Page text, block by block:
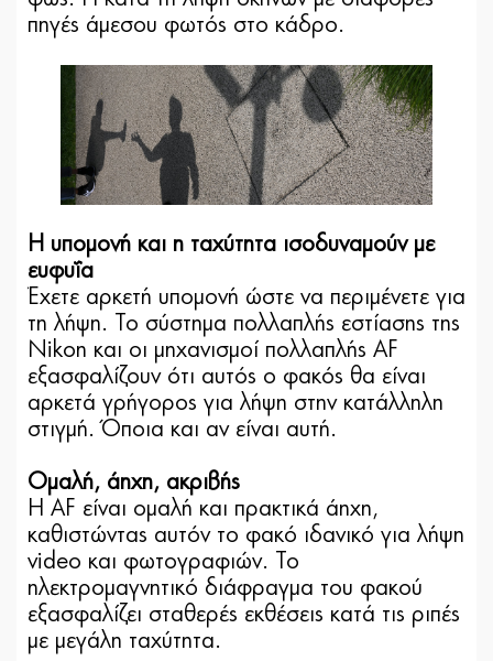
πηγές άμεσου φωτός στο κάδρο.
Η υπομονή και η ταχύτητα ισοδυναμούν με
ευφυΐα
Έχετε αρκετή υπομονή ώστε να περιμένετε για
τη λήψη. Το σύστημα πολλαπλής εστίασης της
Nikon και οι μηχανισμοί πολλαπλής AF
εξασφαλίζουν ότι αυτός ο φακός θα είναι
αρκετά γρήγορος για λήψη στην κατάλληλη
στιγμή. Όποια και αν είναι αυτή.
Ομαλή, άηχη, ακριβής
Η AF είναι ομαλή και πρακτικά άηχη,
καθιστώντας αυτόν το φακό ιδανικό για λήψη
video και φωτογραφιών. Το
ηλεκτρομαγνητικό διάφραγμα του φακού
εξασφαλίζει σταθερές εκθέσεις κατά τις ριπές
με μεγάλη ταχύτητα.